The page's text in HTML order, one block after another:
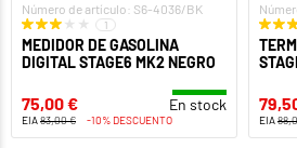
Número de artículo: S6-4036/BK
1
MEDIDOR DE GASOLINA
DIGITAL STAGE6 MK2 NEGRO
75,00 € En stock
EIA83,00 € -10% DESCUENTO EIA